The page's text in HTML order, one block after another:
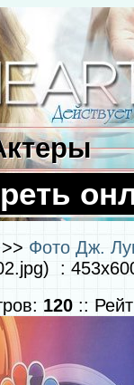
>> Фото Дж.
:
120 ::